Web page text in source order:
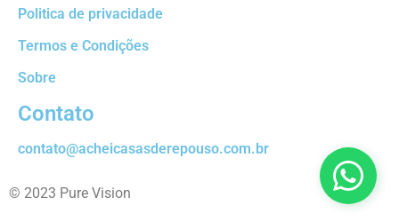
Politica de privacidade
Termos e Condições
Sobre
Contato
contato@acheicasasderepouso.com.br
© 2023 Pure Vision